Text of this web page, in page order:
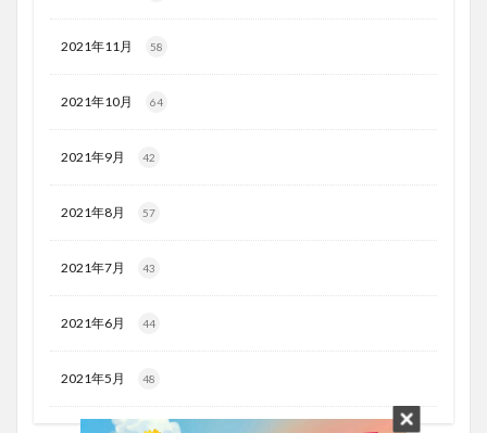
2021年11月 58
2021年10月 64
2021年9月 42
2021年8月 57
2021年7月 43
2021年6月 44
2021年5月 48